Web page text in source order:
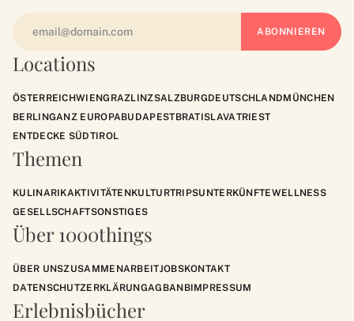
Locations
ÖSTERREICHWIENGRAZLINZSALZBURGDEUTSCHLANDMÜNCHEN
BERLINGANZ EUROPABUDAPESTBRATISLAVATRIEST
ENTDECKE SÜDTIROL
Themen
KULINARIKAKTIVITÄTENKULTURTRIPSUNTERKÜNFTEWELLNESS
GESELLSCHAFTSONSTIGES
Über 1000things
ÜBER UNSZUSAMMENARBEITJOBSKONTAKT
DATENSCHUTZERKLÄRUNGAGBANBIMPRESSUM
Erlebnisbücher